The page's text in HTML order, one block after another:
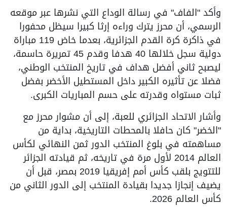
وأكد "الفاف" في رسالة الوداع التي نشرها عبر موقعه
الرسمي، أن محرز يترك وراءه إرثا كبيرا سيظل محفورا
في ذاكرة كرة القدم الجزائرية، بعدما خاض 119 مباراة
دولية سجل خلالها 40 هدفا وقدم 45 تمريرة حاسمة،
ليصبح ثاني أفضل هداف في تاريخ المنتخب الوطني،
فضلا عن تأثيره الكبير داخل المستطيل الأخضر بفضل
ثبات مستواه وقدرته على حسم المباريات الكبرى.
وأشار الاتحاد الجزائري للعبة، إلى أن مشوار محرز مع
"الخضر" كان حافلا بالمحطات التاريخية، بداية من
مساهمته في بلوغ المنتخب الدور ثمن النهائي لكأس
العالم 2014 لأول مرة في تاريخه، ثم قيادته الجزائر
للتتويج بلقب كأس أمم إفريقيا 2019 بمصر، قبل أن
يضيف إنجازا جديدا بقيادة المنتخب إلى الدور الثاني من
كأس العالم 2026.